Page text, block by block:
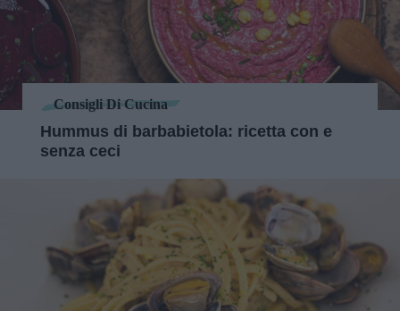
Consigli Di Cucina
Hummus di barbabietola: ricetta con e
senza ceci